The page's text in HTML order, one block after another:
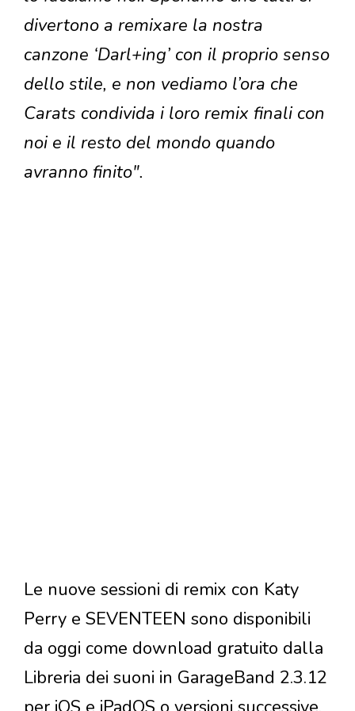
divertono a remixare la nostra
canzone ‘Darl+ing’ con il proprio senso
dello stile, e non vediamo l’ora che
Carats condivida i loro remix finali con
noi e il resto del mondo quando
avranno finito".
Le nuove sessioni di remix con Katy
Perry e SEVENTEEN sono disponibili
da oggi come download gratuito dalla
Libreria dei suoni in GarageBand 2.3.12